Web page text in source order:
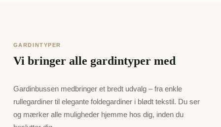
GARDINTYPER
Vi bringer alle gardintyper med
Gardinbussen medbringer et bredt udvalg – fra enkle
rullegardiner til elegante foldegardiner i blødt tekstil. Du ser
og mærker alle muligheder hjemme hos dig, inden du